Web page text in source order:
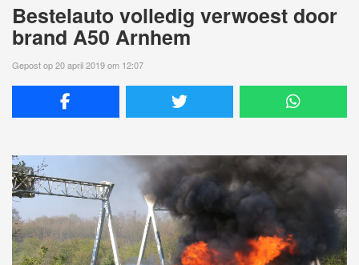
Bestelauto volledig verwoest door
brand A50 Arnhem
Gepost op 20 april 2019 om 12:07